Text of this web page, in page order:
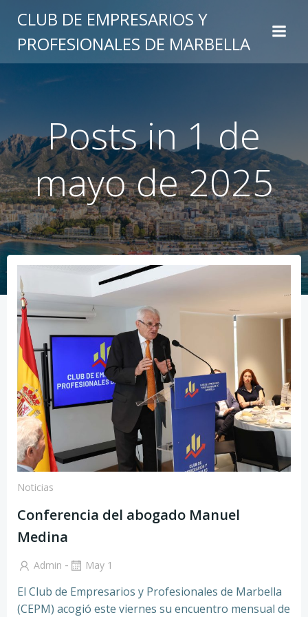
al
contenido
CLUB DE EMPRESARIOS Y
PROFESIONALES DE MARBELLA
Posts in 1 de
mayo de 2025
Noticias
Conferencia del abogado Manuel
Medina
Admin - May 1
El Club de Empresarios y Profesionales de Marbella
(CEPM) acogió este viernes su encuentro mensual de